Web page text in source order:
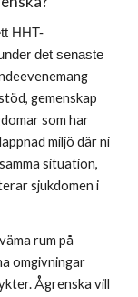
HHT-
det senaste
gemenskap
som har
miljö där ni
situation,
sjukdomen i
rum på
omgivningar
Ågrenska vill